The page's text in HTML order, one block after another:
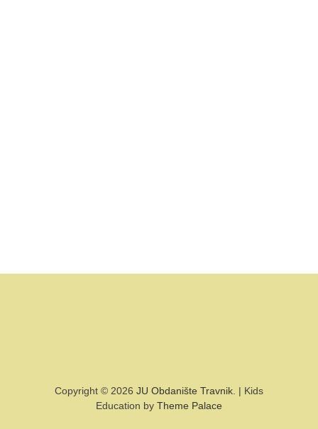
Copyright © 2026 JU Obdanište Travnik . | Kids
Education by Theme Palace